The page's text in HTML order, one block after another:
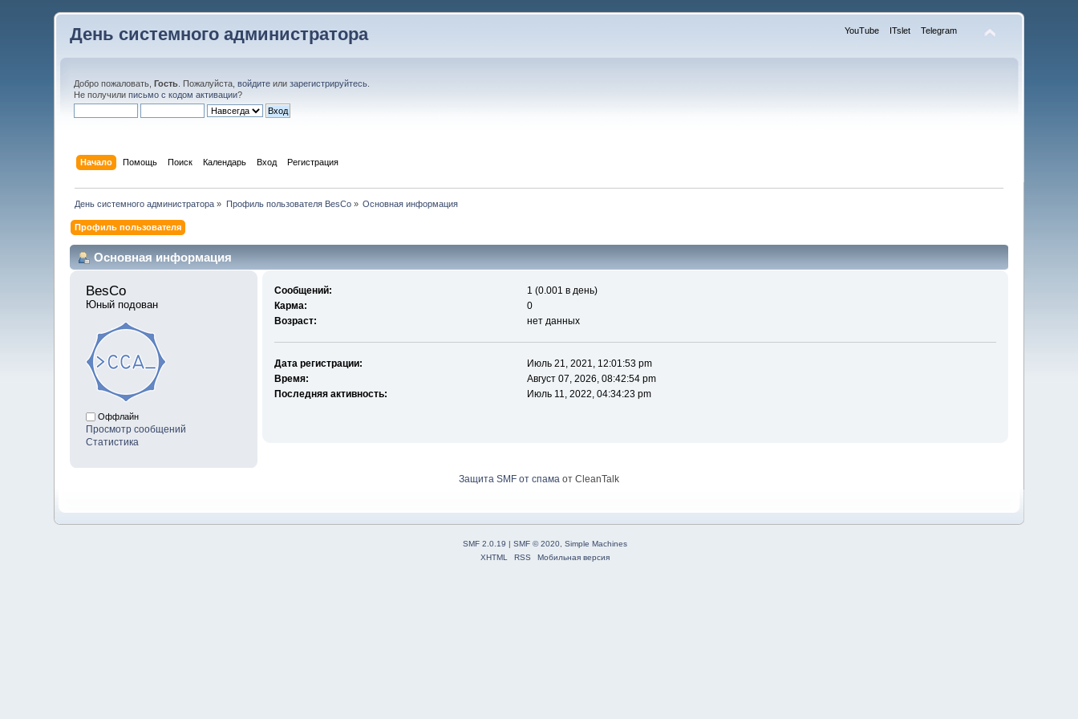
День системного администратора YouTube ITslet Telegram
Добро пожаловать,Гость . Пожалуйста,войдите илизарегистрируйтесь
Не получилиписьмо с кодом активации?
Начало Помощь Поиск Календарь Вход Регистрация
День системного администратора » Профиль пользователя BesCo» Основная информация
Профиль пользователя
Основная информация
BesCo
Юный подован
Оффлайн
Просмотр сообщений
Статистика
Сообщений:
1 (0.001 в день)
Карма:
0
Возраст:
нет данных
Дата регистрации:
Июль 21, 2021, 12:01:53 pm
Время:
Август 07, 2026, 08:42:54 pm
Последняя активность:
Июль 11, 2022, 04:34:23 pm
Защита SMF от спама от CleanTalk
SMF 2.0.19 | SMF © 2020 Simple Machines
XHTML
RSS Мобильная версия